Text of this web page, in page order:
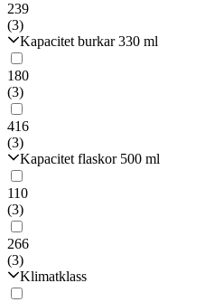
239
(3)
Kapacitet burkar 330 ml
180
(3)
416
(3)
Kapacitet flaskor 500 ml
110
(3)
266
(3)
Klimatklass